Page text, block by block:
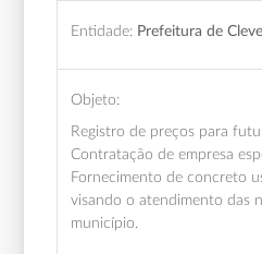
Entidade: Prefeitura de
Objeto:
Registro de preços para
Contratação de empresa
Fornecimento de concreto
visando o atendimento das
município.